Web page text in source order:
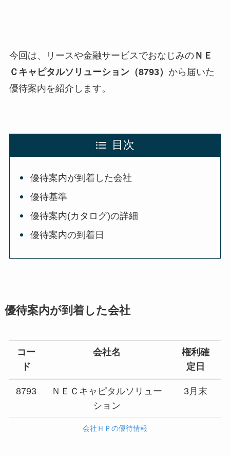
今回は、リースや金融サービスでおなじみのＮＥ
Ｃキャピタルソリューション（8793） から届いた
優待案内を紹介します。
目次
優待案内が到着した会社
優待基準
優待案内(カタログ)の詳細
優待案内の到着日
優待案内が到着した会社
コー
ド
会社名
権利確
定日
8793
ＮＥＣキャピタルソリュー
ション
3月末
会社ＨＰの優待情報